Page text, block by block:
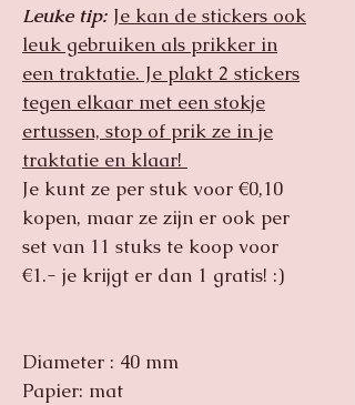
Leuke tip: Je kan de stickers ook
leuk gebruiken als prikker in
een traktatie. Je plakt 2 stickers
tegen elkaar met een stokje
ertussen, stop of prik ze in je
traktatie en klaar!
Je kunt ze per stuk voor €0,10
kopen, maar ze zijn er ook per
set van 11 stuks te koop voor
€1.- je krijgt er dan 1 gratis! :)
Diameter : 40 mm
Papier: mat